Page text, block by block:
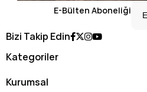
E-Bülten Aboneliği
Bizi Takip Edin
Kategoriler
Kurumsal